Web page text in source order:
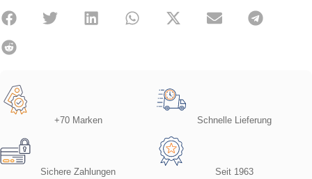
+70 Marken Schnelle Lieferung
Sichere Zahlungen Seit 1963